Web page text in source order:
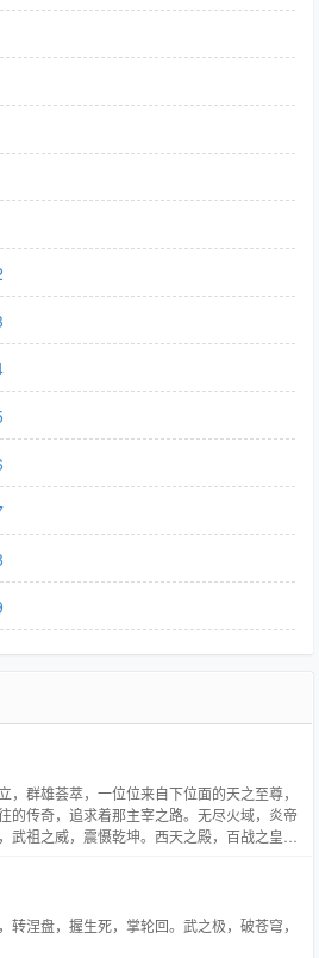
，群雄荟萃，一位位来自下位面的天之至尊，
的传奇，追求着那主宰之路。无尽火域，炎帝
祖之威，震慑乾坤。西天之殿，百战之皇，
纷纭世界，主宰之路，谁主沉浮？大千世
转涅盘，握生死，掌轮回。武之极，破苍穹，